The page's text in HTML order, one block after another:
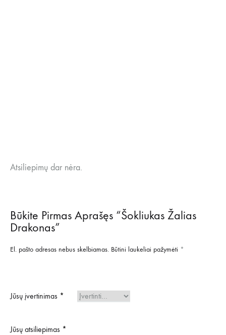
Atsiliepimų dar nėra.
Būkite Pirmas Aprašęs “Šokliukas Žalias
Drakonas”
El. pašto adresas nebus skelbiamas. Būtini laukeliai pažymėti *
Jūsų įvertinimas *
Jūsų atsiliepimas *